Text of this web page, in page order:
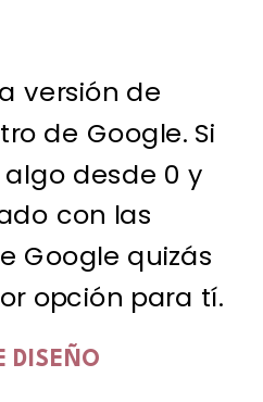
versión de
de Google. Si
desde 0 y
con las
Google quizás
opción para tí.
DISEÑO